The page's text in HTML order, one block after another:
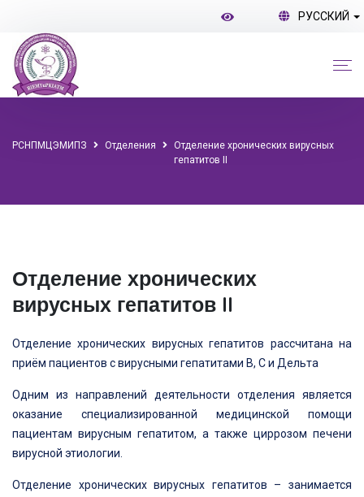
РУССКИЙ
РСНПМЦЭМИПЗ Отделения
Отделение хронических вирусных
гепатитов II
Отделение хронических
вирусных гепатитов II
Отделение хронических вирусных гепатитов рассчитана на
приём пациентов с вирусными гепатитами В, С и Дельта
Одним из направлений деятельности отделения является
оказание специализированной медицинской помощи
пациентам вирусным гепатитом, а также циррозом печени
вирусной этиологии.
Отделение хронических вирусных гепатитов – занимается